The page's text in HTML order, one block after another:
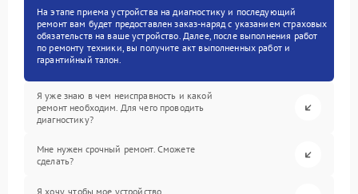
На этапе приема устройства на диагностику и последующий
ремонт вам будет предоставлен заказ-наряд с указанием страховых
обязательств на ваше устройство. Далее, после выполнения работ
по ремонту техники, вы получите акт выполненных работ и
гарантийный талон.
Я уже знаю в чем неисправность и какой
ремонт необходим. Для чего проводить
диагностику?
Мне нужен срочный ремонт. Сможете
сделать?
Я хочу, чтобы мое устройство